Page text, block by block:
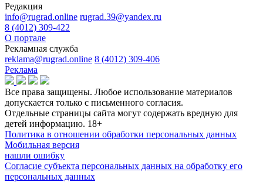
Редакция
info@rugrad.online rugrad.39@yandex.ru
8 (4012) 309-422
О портале
Рекламная служба
reklama@rugrad.online 8 (4012) 309-406
Реклама
Все права защищены. Любое использование материалов
допускается только с письменного согласия.
Отдельные страницы сайта могут содержать вредную для
детей информацию. 18+
Политика в отношении обработки персональных данных
Мобильная версия
нашли ошибку
Согласие субъекта персональных данных на обработку его
персональных данных